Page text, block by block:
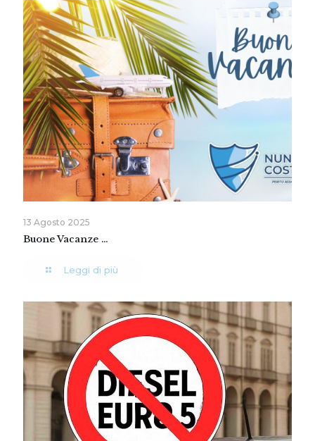
13 Agosto 2025
Buone Vacanze …
Leggi di più